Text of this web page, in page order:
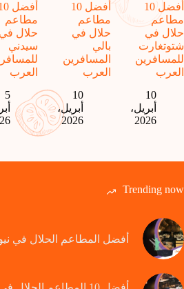
أفضل 10
مطاعم
حلال في
شتوتغارت
للمسافرين
العرب
10
أبريل،
2026
أفضل 10
مطاعم
حلال في
بالي
المسافرين
العرب
10
أبريل،
2026
أفضل
مطاعم
حلال في
سيدني
العرب
5
Trending now
أفضل المطاعم الحلال في